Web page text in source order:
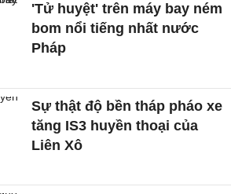
'Tử huyệt' trên máy bay ném
bom nổi tiếng nhất nước
Pháp
Sự thật độ bền tháp pháo xe
tăng IS3 huyền thoại của
Liên Xô